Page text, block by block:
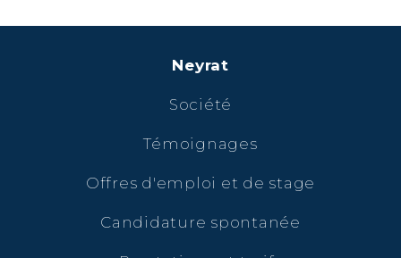
Neyrat
Société
Témoignages
Offres d'emploi et de stage
Candidature spontanée